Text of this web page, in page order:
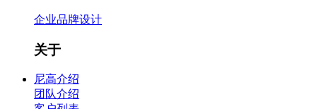
企业品牌设计
关于
尼高介绍
团队介绍